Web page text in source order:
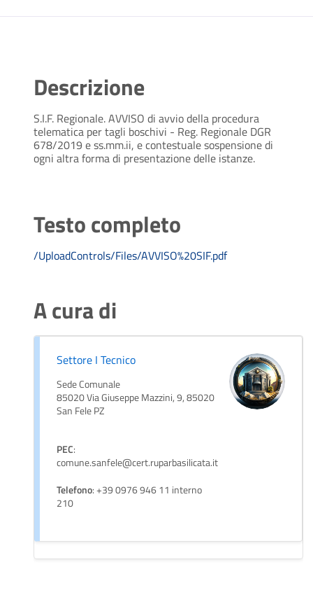
Descrizione
S.I.F. Regionale. AVVISO di avvio della procedura
telematica per tagli boschivi - Reg. Regionale DGR
678/2019 e ss.mm.ii, e contestuale sospensione di
ogni altra forma di presentazione delle istanze.
Testo completo
/UploadControls/Files/AVVISO%20SIF.pdf
A cura di
Settore I Tecnico
Sede Comunale
85020 Via Giuseppe Mazzini, 9, 85020
San Fele PZ
PEC:
comune.sanfele@cert.ruparbasilicata.it
Telefono: +39 0976 946 11 interno
210